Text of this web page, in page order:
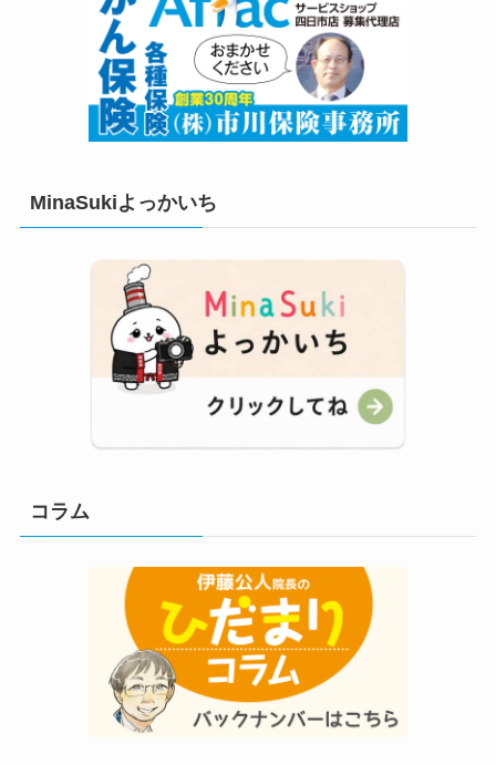
MinaSukiよっかいち
コラム